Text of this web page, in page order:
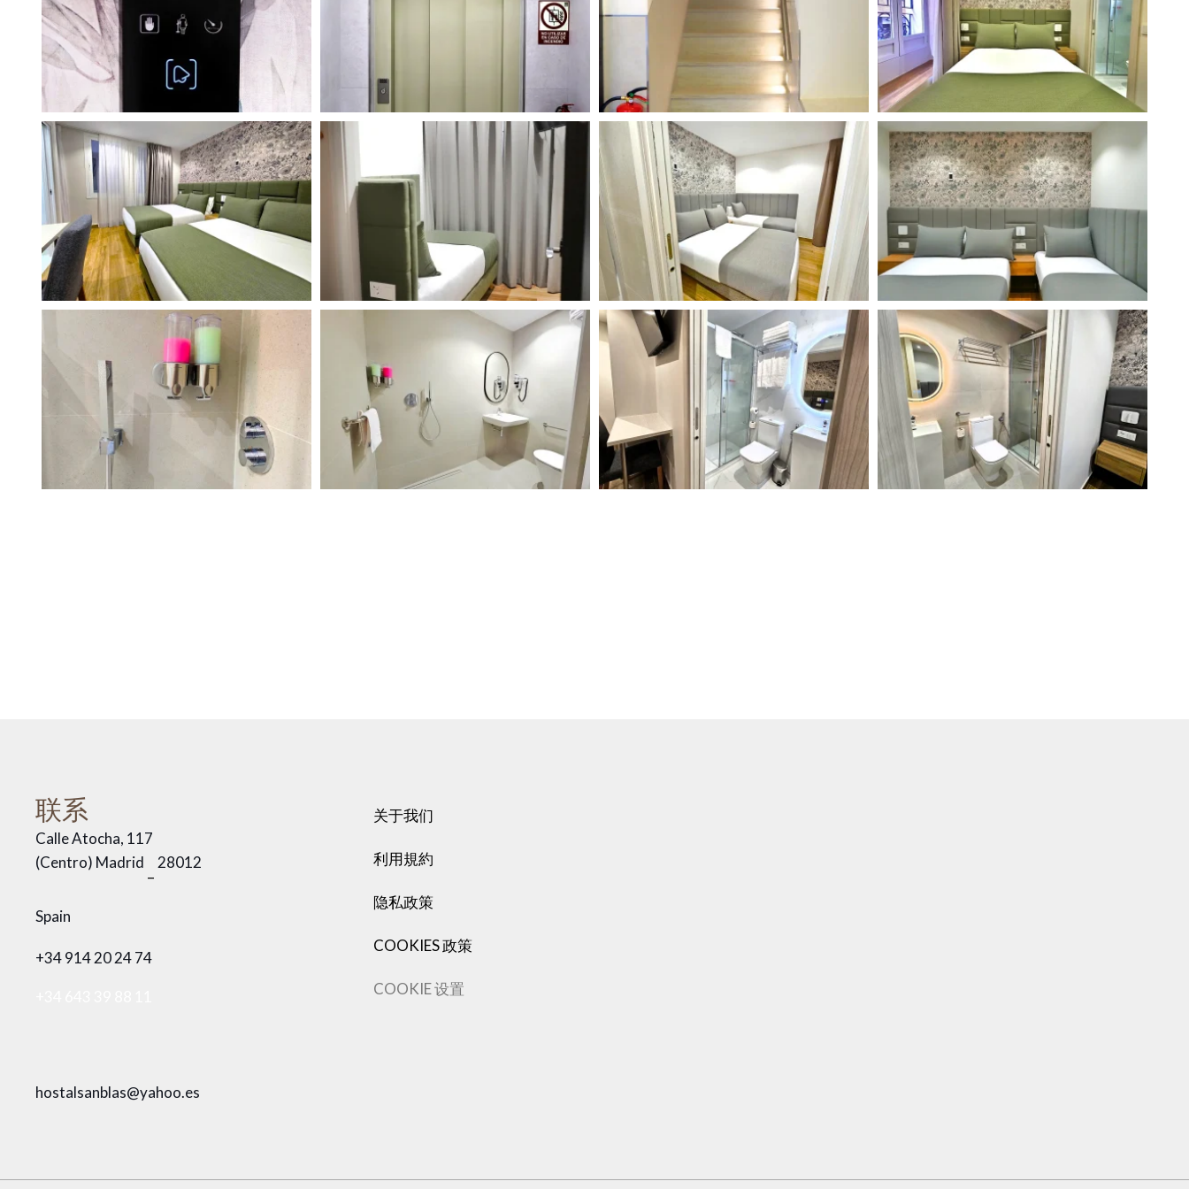
联系
Calle Atocha, 117
(Centro) Madrid
–
28012
Spain
+34 914 20 24 74
hostalsanblas@yahoo.es
关于我们
利用規約
隐私政策
COOKIES 政策
COOKIE 设置